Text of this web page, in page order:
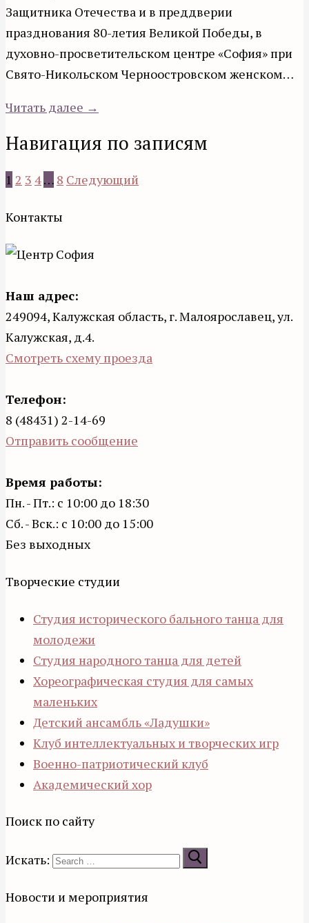
Защитника Отечества и в преддверии
празднования 80-летия Великой Победы, в
духовно-просветительском центре «София» при
Свято-Никольском Черноостровском женском…
Читать далее →
Навигация по записям
1 2 3 4… 8 Следующий
Контакты
Наш адрес:
249094, Калужская область, г. Малоярославец, ул.
Калужская, д.4.
Смотреть схему проезда
Телефон:
8 (48431) 2-14-69
Отправить сообщение
Время работы:
Пн. - Пт.: с 10:00 до 18:30
Сб. - Вск.: с 10:00 до 15:00
Без выходных
Творческие студии
Студия исторического бального танца для
молодежи
Студия народного танца для детей
Хореографическая студия для самых
маленьких
Детский ансамбль «Ладушки»
Клуб интеллектуальных и творческих игр
Военно-патриотический клуб
Академический хор
Поиск по сайту
Искать:
Новости и мероприятия